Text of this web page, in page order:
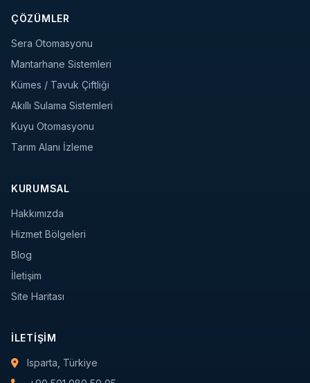
ÇÖZÜMLER
Sera Otomasyonu
Mantarhane Sistemleri
Kümes / Tavuk Çiftliği
Akıllı Sulama Sistemleri
Kuyu Otomasyonu
Tarım Alanı İzleme
KURUMSAL
Hakkımızda
Hizmet Bölgeleri
Blog
İletişim
Site Haritası
İLETIŞIM
Isparta, Türkiye